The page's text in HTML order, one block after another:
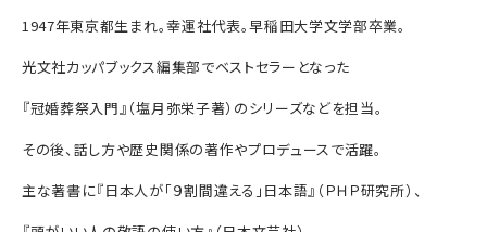
1947年東京都生まれ。幸運社代表。早稲田大学文学部卒業。
光文社カッパブックス編集部でベストセラーとなった
『冠婚葬祭入門』（塩月弥栄子著）のシリーズなどを担当。
その後、話し方や歴史関係の著作やプロデュースで活躍。
主な著書に『日本人が「９割間違える」日本語』（ＰＨＰ研究所）、